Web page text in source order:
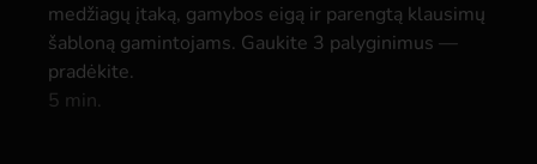
medžiagų įtaką, gamybos eigą ir parengtą klausimų
šabloną gamintojams. Gaukite 3 palyginimus —
pradėkite.
5 min.